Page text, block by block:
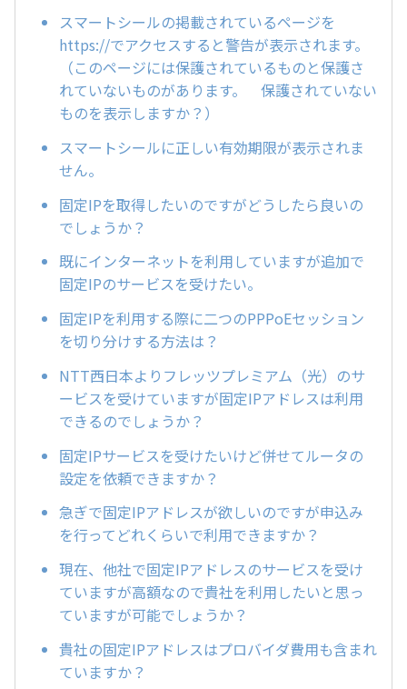
スマートシールの掲載されているページを
https://でアクセスすると警告が表示されます。
（このページには保護されているものと保護さ
れていないものがあります。 保護されていない
ものを表示しますか？）
スマートシールに正しい有効期限が表示されま
せん。
固定IPを取得したいのですがどうしたら良いの
でしょうか？
既にインターネットを利用していますが追加で
固定IPのサービスを受けたい。
固定IPを利用する際に二つのPPPoEセッション
を切り分けする方法は？
NTT西日本よりフレッツプレミアム（光）のサ
ービスを受けていますが固定IPアドレスは利用
できるのでしょうか？
固定IPサービスを受けたいけど併せてルータの
設定を依頼できますか？
急ぎで固定IPアドレスが欲しいのですが申込み
を行ってどれくらいで利用できますか？
現在、他社で固定IPアドレスのサービスを受け
ていますが高額なので貴社を利用したいと思っ
ていますが可能でしょうか？
貴社の固定IPアドレスはプロバイダ費用も含まれ
ていますか？